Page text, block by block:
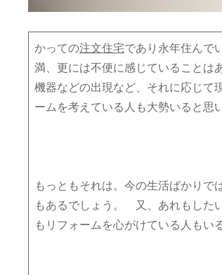
かっての注文住宅であり永年住んで
満、更には不便に感じていること
機器などの出現など、それに応じて
ームを考えている人も大勢いると思
もっともそれは。今の生活ばかり
もあるでしょう。 又、あれもした
もリフォームを心がけている人もい